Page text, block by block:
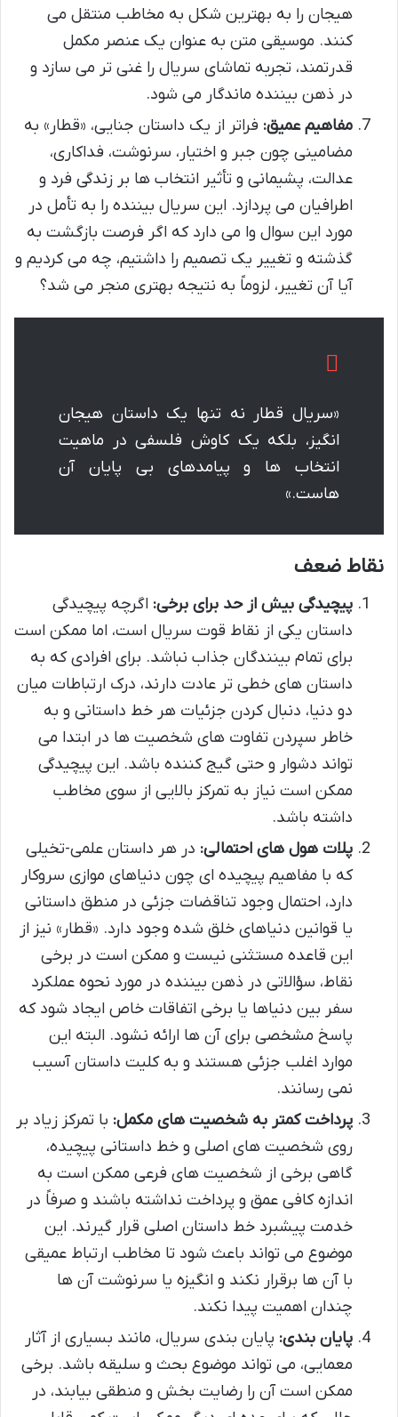
هیجان را به بهترین شکل به مخاطب منتقل می
کنند. موسیقی متن به عنوان یک عنصر مکمل
قدرتمند، تجربه تماشای سریال را غنی تر می سازد و
در ذهن بیننده ماندگار می شود.
مفاهیم عمیق: فراتر از یک داستان جنایی، «قطار» به
مضامینی چون جبر و اختیار، سرنوشت، فداکاری،
عدالت، پشیمانی و تأثیر انتخاب ها بر زندگی فرد و
اطرافیان می پردازد. این سریال بیننده را به تأمل در
مورد این سوال وا می دارد که اگر فرصت بازگشت به
گذشته و تغییر یک تصمیم را داشتیم، چه می کردیم و
آیا آن تغییر، لزوماً به نتیجه بهتری منجر می شد؟
«سریال قطار نه تنها یک داستان هیجان
انگیز، بلکه یک کاوش فلسفی در ماهیت
انتخاب ها و پیامدهای بی پایان آن
هاست.»
نقاط ضعف
پیچیدگی بیش از حد برای برخی: اگرچه پیچیدگی
داستان یکی از نقاط قوت سریال است، اما ممکن است
برای تمام بینندگان جذاب نباشد. برای افرادی که به
داستان های خطی تر عادت دارند، درک ارتباطات میان
دو دنیا، دنبال کردن جزئیات هر خط داستانی و به
خاطر سپردن تفاوت های شخصیت ها در ابتدا می
تواند دشوار و حتی گیج کننده باشد. این پیچیدگی
ممکن است نیاز به تمرکز بالایی از سوی مخاطب
داشته باشد.
پلات هول های احتمالی: در هر داستان علمی-تخیلی
که با مفاهیم پیچیده ای چون دنیاهای موازی سروکار
دارد، احتمال وجود تناقضات جزئی در منطق داستانی
یا قوانین دنیاهای خلق شده وجود دارد. «قطار» نیز از
این قاعده مستثنی نیست و ممکن است در برخی
نقاط، سؤالاتی در ذهن بیننده در مورد نحوه عملکرد
سفر بین دنیاها یا برخی اتفاقات خاص ایجاد شود که
پاسخ مشخصی برای آن ها ارائه نشود. البته این
موارد اغلب جزئی هستند و به کلیت داستان آسیب
نمی رسانند.
پرداخت کمتر به شخصیت های مکمل: با تمرکز زیاد بر
روی شخصیت های اصلی و خط داستانی پیچیده،
گاهی برخی از شخصیت های فرعی ممکن است به
اندازه کافی عمق و پرداخت نداشته باشند و صرفاً در
خدمت پیشبرد خط داستان اصلی قرار گیرند. این
موضوع می تواند باعث شود تا مخاطب ارتباط عمیقی
با آن ها برقرار نکند و انگیزه یا سرنوشت آن ها
چندان اهمیت پیدا نکند.
پایان بندی: پایان بندی سریال، مانند بسیاری از آثار
معمایی، می تواند موضوع بحث و سلیقه باشد. برخی
ممکن است آن را رضایت بخش و منطقی بیابند، در